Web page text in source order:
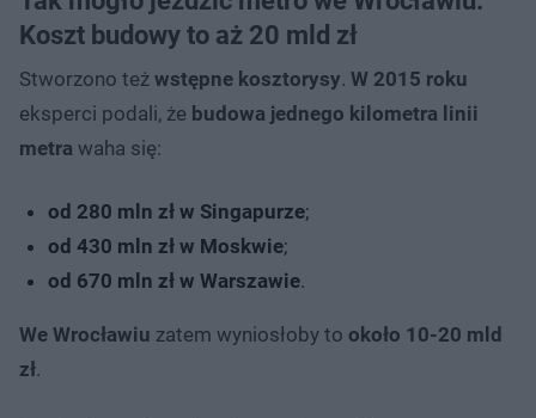
Koszt budowy to aż 20 mld zł
Stworzono też wstępne kosztorysy. W 2015 roku
eksperci podali, że budowa jednego kilometra linii
metra waha się:
od 280 mln zł w Singapurze;
od 430 mln zł w Moskwie;
od 670 mln zł w Warszawie.
We Wrocławiu zatem wyniosłoby to około 10-20 mld
zł.